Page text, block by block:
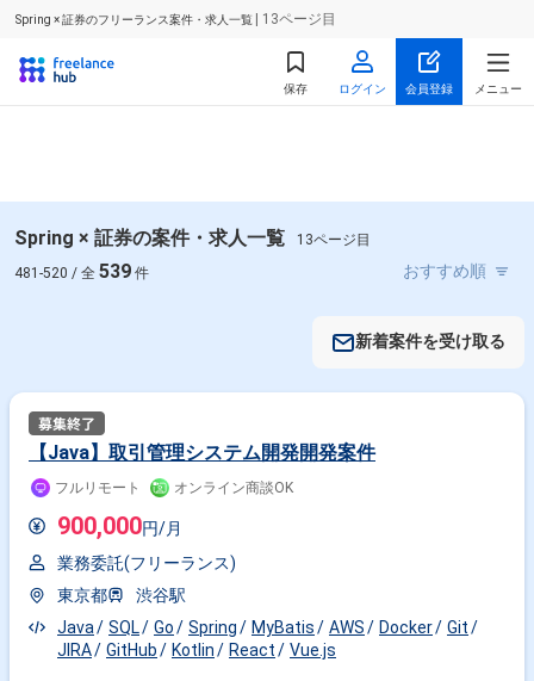
Spring × 証券のフリーランス案件・求人一覧 | 13ページ目
保存 ログイン 会員登録 メニュー
Spring × 証券の案件・求人一覧
13ページ目
481-520 / 全 539 件
新着案件を受け取る
【Java】取引管理システム開発開発案件
フルリモート オンライン商談OK
900,000円/月
業務委託(フリーランス)
東京都
渋谷駅
Java
SQL Go Spring MyBatis AWS Docker
Git
JIRA
GitHub Kotlin React Vue.js